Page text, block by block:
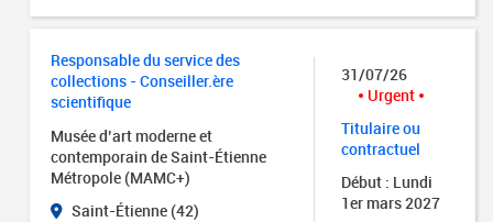
Responsable du service des
collections - Conseiller.ère
scientifique
Musée d’art moderne et
contemporain de Saint-Étienne
Métropole (MAMC+)
Saint-Étienne (42)
31/07/26
Urgent
Titulaire ou
contractuel
Début : Lundi
1er mars 2027